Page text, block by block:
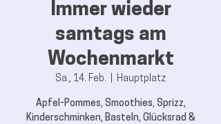
Immer wieder
samtags am
Wochenmarkt
Sa., 14. Feb. Hauptplatz
Apfel-Pommes, Smoothies, Sprizz,
Kinderschminken, Basteln, Glücksrad &